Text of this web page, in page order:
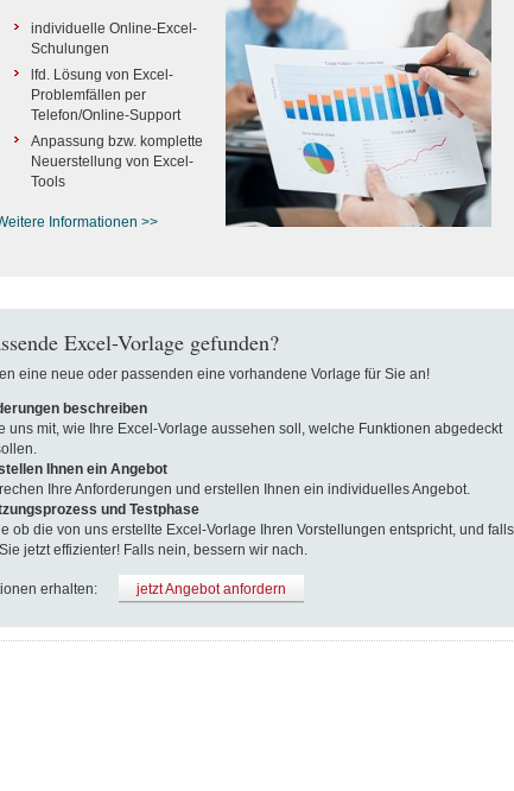
individuelle Online-Excel-
Schulungen
lfd. Lösung von Excel-
Problemfällen per
Telefon/Online-Support
Anpassung bzw. komplette
Neuerstellung von Excel-
Tools
Informationen >>
Excel-Vorlage gefunden?
eine neue oder passenden eine vorhandene Vorlage für Sie an!
beschreiben
uns mit, wie Ihre Excel-Vorlage aussehen soll, welche Funktionen abgedeckt
Ihnen ein Angebot
Ihre Anforderungen und erstellen Ihnen ein individuelles Angebot.
und Testphase
ob die von uns erstellte Excel-Vorlage Ihren Vorstellungen entspricht, und
jetzt effizienter! Falls nein, bessern wir nach.
erhalten: jetzt Angebot anfordern